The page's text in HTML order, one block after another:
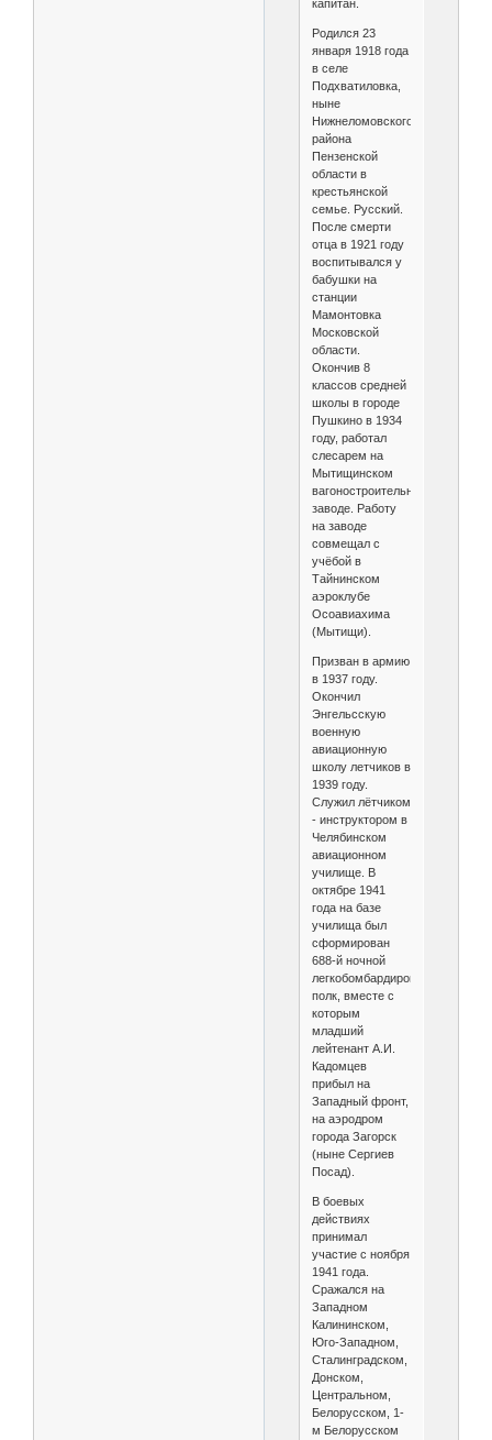
капитан.
Родился 23
января 1918 года
в селе
Подхватиловка,
ныне
Нижнеломовского
района
Пензенской
области в
крестьянской
семье. Русский.
После смерти
отца в 1921 году
воспитывался у
бабушки на
станции
Мамонтовка
Московской
области.
Окончив 8
классов средней
школы в городе
Пушкино в 1934
году, работал
слесарем на
Мытищинском
вагоностроительном
заводе. Работу
на заводе
совмещал с
учёбой в
Тайнинском
аэроклубе
Осоавиахима
(Мытищи).
Призван в армию
в 1937 году.
Окончил
Энгельсскую
военную
авиационную
школу летчиков в
1939 году.
Служил лётчиком
- инструктором в
Челябинском
авиационном
училище. В
октябре 1941
года на базе
училища был
сформирован
688-й ночной
легкобомбардировочный
полк, вместе с
которым
младший
лейтенант А.И.
Кадомцев
прибыл на
Западный фронт,
на аэродром
города Загорск
(ныне Сергиев
Посад).
В боевых
действиях
принимал
участие с ноября
1941 года.
Сражался на
Западном
Калининском,
Юго-Западном,
Сталинградском,
Донском,
Центральном,
Белорусском, 1-
м Белорусском